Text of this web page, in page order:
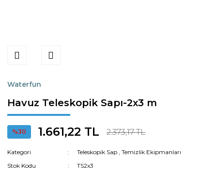
Waterfun
Havuz Teleskopik Sapı-2x3 m
%30 1.661,22 TL 2.373,17 TL
Kategori Teleskopik Sap ,Temizlik Ekipmanları
Stok Kodu
TS2x3